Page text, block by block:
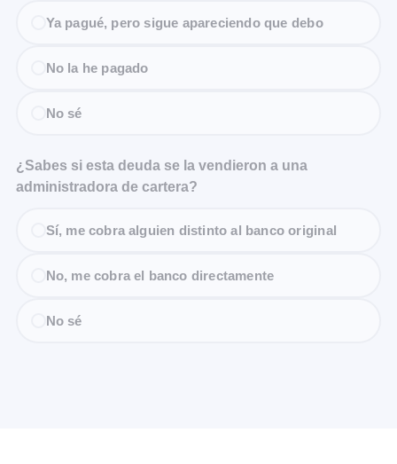
Ya pagué, pero sigue apareciendo que debo
No la he pagado
No sé
¿Sabes si esta deuda se la vendieron a una
administradora de cartera?
Sí, me cobra alguien distinto al banco original
No, me cobra el banco directamente
No sé